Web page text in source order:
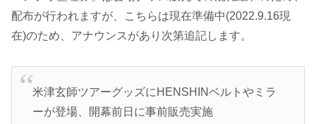
配布が行われますが、こちらは現在準備中(2022.9.16現
在)のため、アナウンスがあり次第追記します。
米津玄師ツアーグッズにHENSHINベルトやミラ
ーが登場、開幕前日に事前販売実施